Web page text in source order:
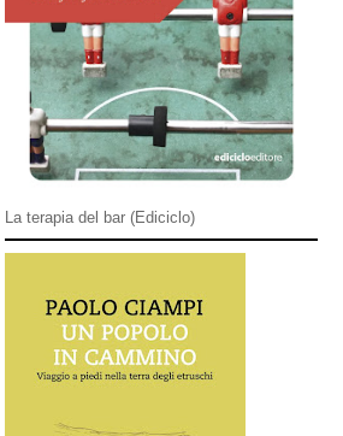
La terapia del bar (Ediciclo)